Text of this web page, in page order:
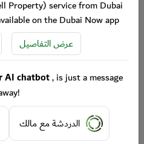
Property) service from Dubai
on the Dubai Now app
عرض التفاصيل
AI chatbot, is just a message
الدردشة مع مالك